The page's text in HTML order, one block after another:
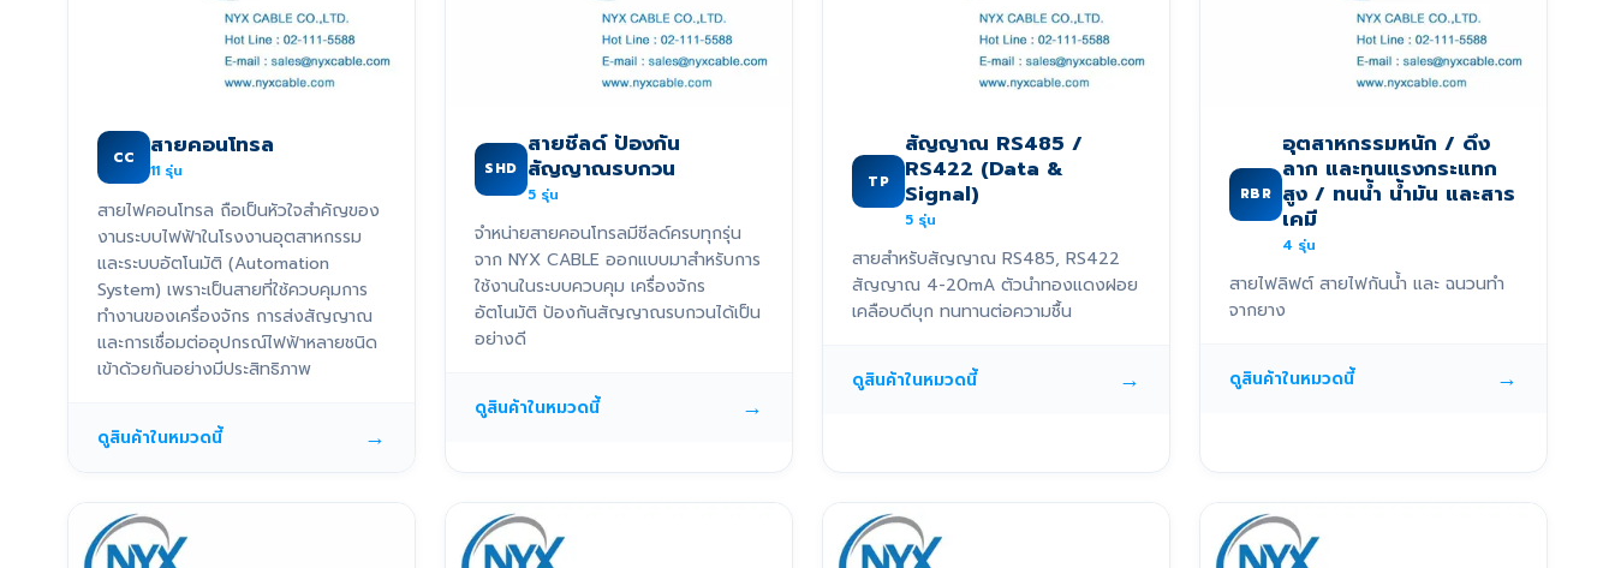
CC สายคอนโทรล
11 รุ่น
สายไฟคอนโทรล ถือเป็นหัวใจสำคัญของ
งานระบบไฟฟ้าในโรงงานอุตสาหกรรม
และระบบอัตโนมัติ (Automation
System) เพราะเป็นสายที่ใช้ควบคุมการ
ทำงานของเครื่องจักร การส่งสัญญาณ
และการเชื่อมต่ออุปกรณ์ไฟฟ้าหลายชนิด
เข้าด้วยกันอย่างมีประสิทธิภาพ
ดูสินค้าในหมวดนี้ →
SHD
สายชีลด์ ป้องกัน
สัญญาณรบกวน
5 รุ่น
จำหน่ายสายคอนโทรลมีชีลด์ครบทุกรุ่น
จาก NYX CABLE ออกแบบมาสำหรับการ
ใช้งานในระบบควบคุม เครื่องจักร
อัตโนมัติ ป้องกันสัญญาณรบกวนได้เป็น
อย่างดี
ดูสินค้าในหมวดนี้ →
TP
สัญญาณ RS485 /
RS422 (Data &
Signal)
5 รุ่น
สายสำหรับสัญญาณ RS485, RS422
สัญญาณ 4-20mA ตัวนำทองแดงฝอย
เคลือบดีบุก ทนทานต่อความชื้น
ดูสินค้าในหมวดนี้ →
RBR
อุตสาหกรรมหนัก / ดึง
ลาก และทนแรงกระแทก
สูง / ทนน้ำ น้ำมัน และสาร
เคมี
4 รุ่น
สายไฟลิฟต์ สายไฟกันน้ำ และ ฉนวนทำ
จากยาง
ดูสินค้าในหมวดนี้ →